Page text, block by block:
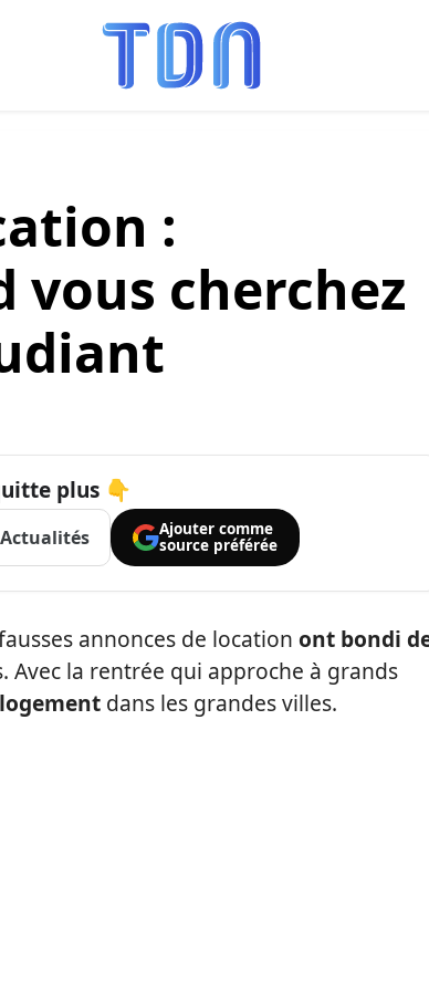
:
cherchez
plus 👇
Ajouter comme
source préférée
annonces de location ont bondi
Avec la rentrée qui approche à grands
dans les grandes villes.